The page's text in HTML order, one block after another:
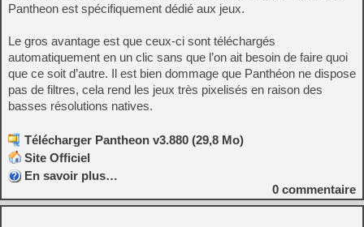
Pantheon est spécifiquement dédié aux jeux.
Le gros avantage est que ceux-ci sont téléchargés
automatiquement en un clic sans que l’on ait besoin de faire quoi
que ce soit d’autre. Il est bien dommage que Panthéon ne dispose
pas de filtres, cela rend les jeux très pixelisés en raison des
basses résolutions natives.
Télécharger Pantheon v3.880 (29,8 Mo)
Site Officiel
En savoir plus…
0 commentaire